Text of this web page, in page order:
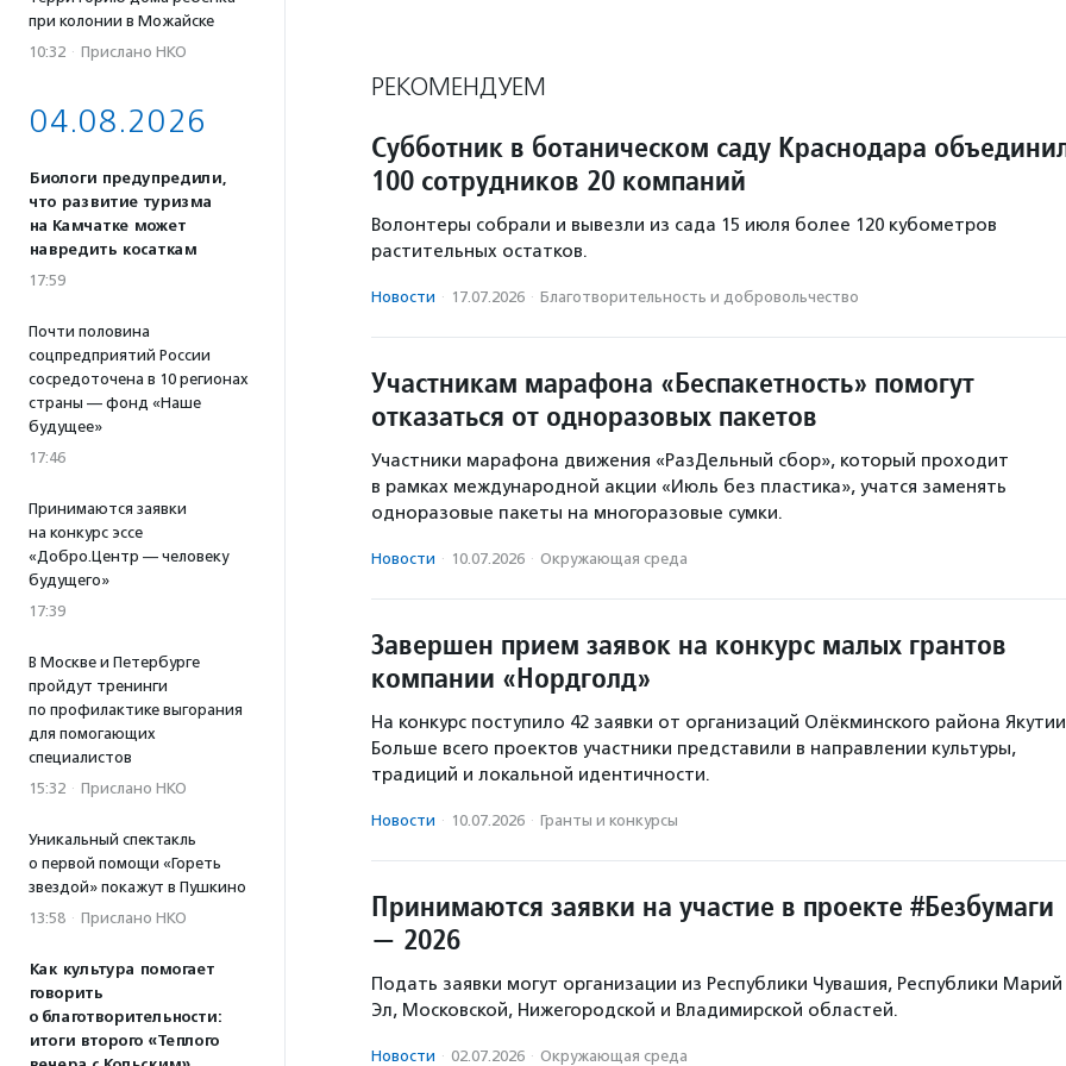
при колонии в Можайске
10:32 · Прислано НКО
04.08.2026
Биологи предупредили,
что развитие туризма
на Камчатке может
навредить косаткам
17:59
Почти половина
соцпредприятий России
сосредоточена в 10 регионах
страны — фонд «Наше
будущее»
17:46
Принимаются заявки
на конкурс эссе
«Добро.Центр — человеку
будущего»
17:39
В Москве и Петербурге
пройдут тренинги
по профилактике выгорания
для помогающих
специалистов
15:32 · Прислано НКО
Уникальный спектакль
о первой помощи «Гореть
звездой» покажут в Пушкино
13:58 · Прислано НКО
Как культура помогает
говорить
о благотворительности:
итоги второго «Теплого
РЕКОМЕНДУЕМ
Субботник в ботаническом саду Краснодара
100 сотрудников 20 компаний
Волонтеры собрали и вывезли из сада 15 июля более 120 кубометров
растительных остатков.
Новости · 17.07.2026 · Благотвори­тель­ность и доброволь­чест­во
Участникам марафона «Беспакетность» помогут
отказаться от одноразовых пакетов
Участники марафона движения «РазДельный сбор», который проходит
в рамках международной акции «Июль без пластика», учатся заменять
одноразовые пакеты на многоразовые сумки.
Новости · 10.07.2026 · Окружающая среда
Завершен прием заявок на конкурс малых грантов
компании «Нордголд»
На конкурс поступило 42 заявки от организаций Олёкминского района
Больше всего проектов участники представили в направлении культуры,
традиций и локальной идентичности.
Новости · 10.07.2026 · Гранты и конкурсы
Принимаются заявки на участие в проекте #Безбумаги
— 2026
Подать заявки могут организации из Республики Чувашия, Республики Марий
Эл, Московской, Нижегородской и Владимирской областей.
Новости · 02.07.2026 · Окружающая среда